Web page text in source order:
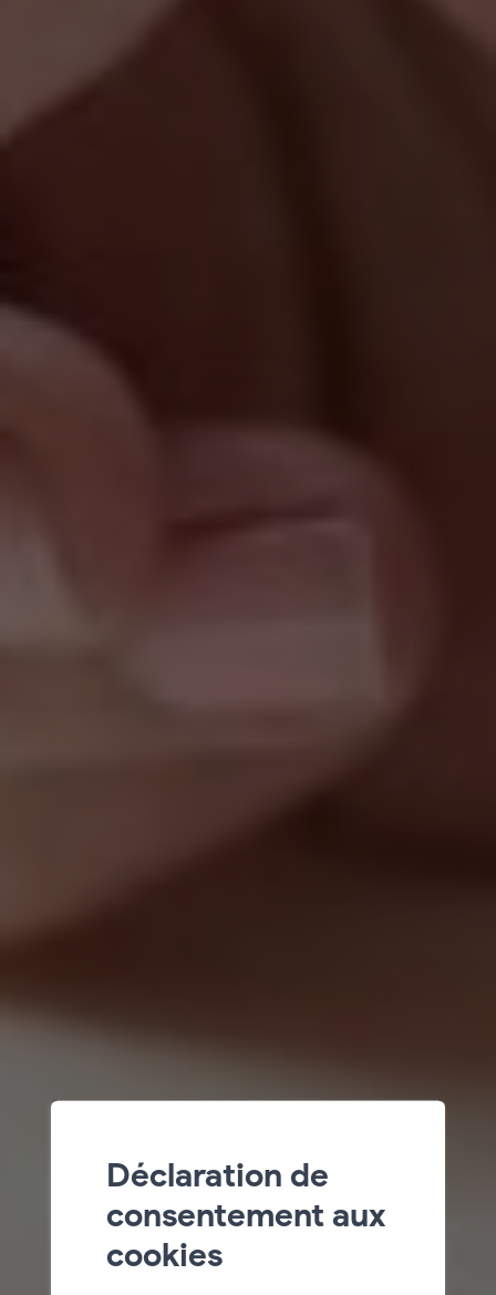
Déclaration de
consentement aux
cookies